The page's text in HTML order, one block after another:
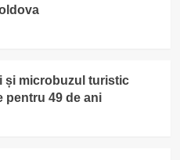
și microbuzul turistic
pentru 49 de ani